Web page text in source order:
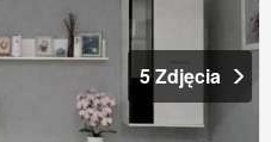
5 Zdjęcia